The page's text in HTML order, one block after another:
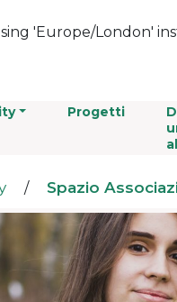
'Europe/London'
Progetti
/ Spazio